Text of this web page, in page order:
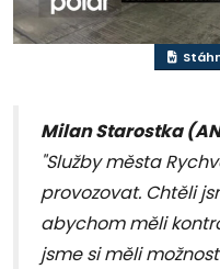
Milan Starostka
"Služby města
provozovat. Chtěli
abychom měli
jsme si měli